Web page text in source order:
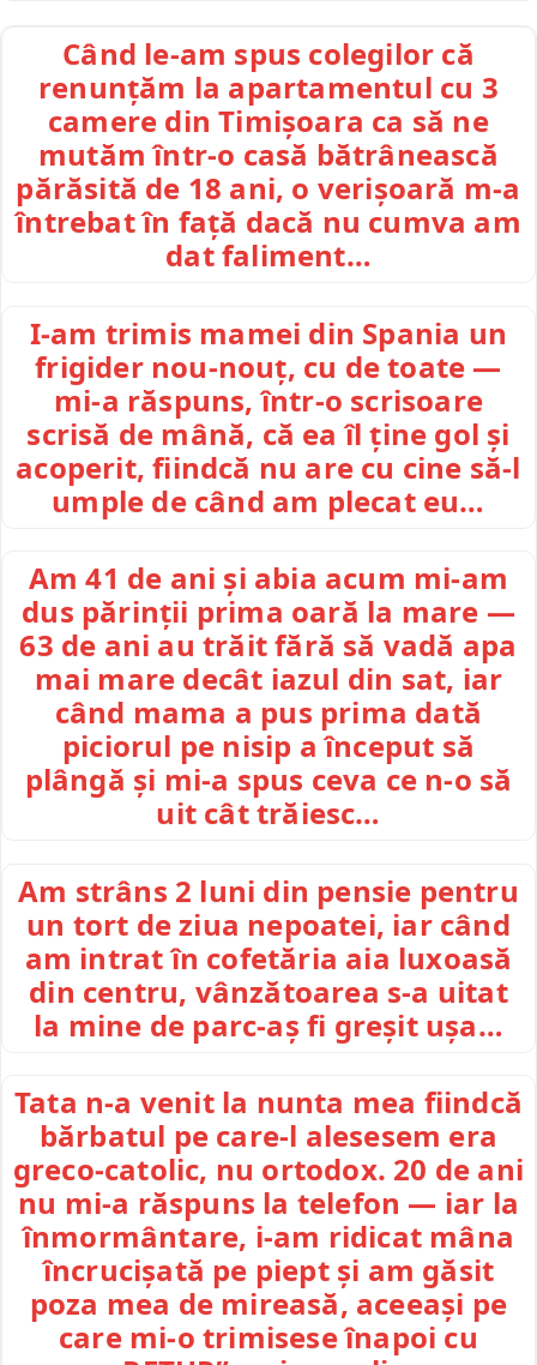
Când le-am spus colegilor că
renunțăm la apartamentul cu 3
camere din Timișoara ca să ne
mutăm într-o casă bătrânească
părăsită de 18 ani, o verișoară m-a
întrebat în față dacă nu cumva am
dat faliment…
I-am trimis mamei din Spania un
frigider nou-nouț, cu de toate —
mi-a răspuns, într-o scrisoare
scrisă de mână, că ea îl ține gol și
acoperit, fiindcă nu are cu cine să-l
umple de când am plecat eu…
Am 41 de ani și abia acum mi-am
dus părinții prima oară la mare —
63 de ani au trăit fără să vadă apa
mai mare decât iazul din sat, iar
când mama a pus prima dată
piciorul pe nisip a început să
plângă și mi-a spus ceva ce n-o să
uit cât trăiesc…
Am strâns 2 luni din pensie pentru
un tort de ziua nepoatei, iar când
am intrat în cofetăria aia luxoasă
din centru, vânzătoarea s-a uitat
la mine de parc-aș fi greșit ușa…
Tata n-a venit la nunta mea fiindcă
bărbatul pe care-l alesesem era
greco-catolic, nu ortodox. 20 de ani
nu mi-a răspuns la telefon — iar la
înmormântare, i-am ridicat mâna
încrucișată pe piept și am găsit
poza mea de mireasă, aceeași pe
care mi-o trimisese înapoi cu